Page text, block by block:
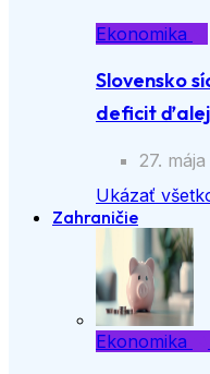
Ekonomika
Slovensko
deficit
27.
Ukázať
Zahraničie
Ekonomika